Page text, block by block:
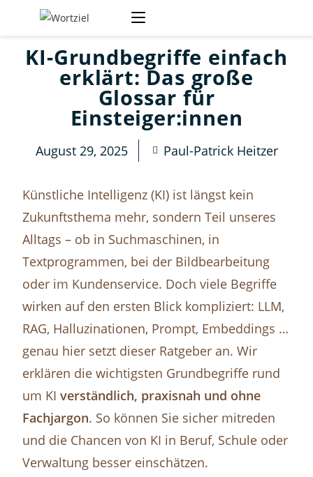
KI-Grundbegriffe einfach
erklärt: Das große
Glossar für
Einsteiger:innen
August 29, 2025 Paul-Patrick Heitzer
Künstliche Intelligenz (KI) ist längst kein
Zukunftsthema mehr, sondern Teil unseres
Alltags – ob in Suchmaschinen, in
Textprogrammen, bei der Bildbearbeitung
oder im Kundenservice. Doch viele Begriffe
wirken auf den ersten Blick kompliziert: LLM,
RAG, Halluzinationen, Prompt, Embeddings …
genau hier setzt dieser Ratgeber an. Wir
erklären die wichtigsten Grundbegriffe rund
um KIverständlich, praxisnah und ohne
Fachjargon. So können Sie sicher mitreden
und die Chancen von KI in Beruf, Schule oder
Verwaltung besser einschätzen.